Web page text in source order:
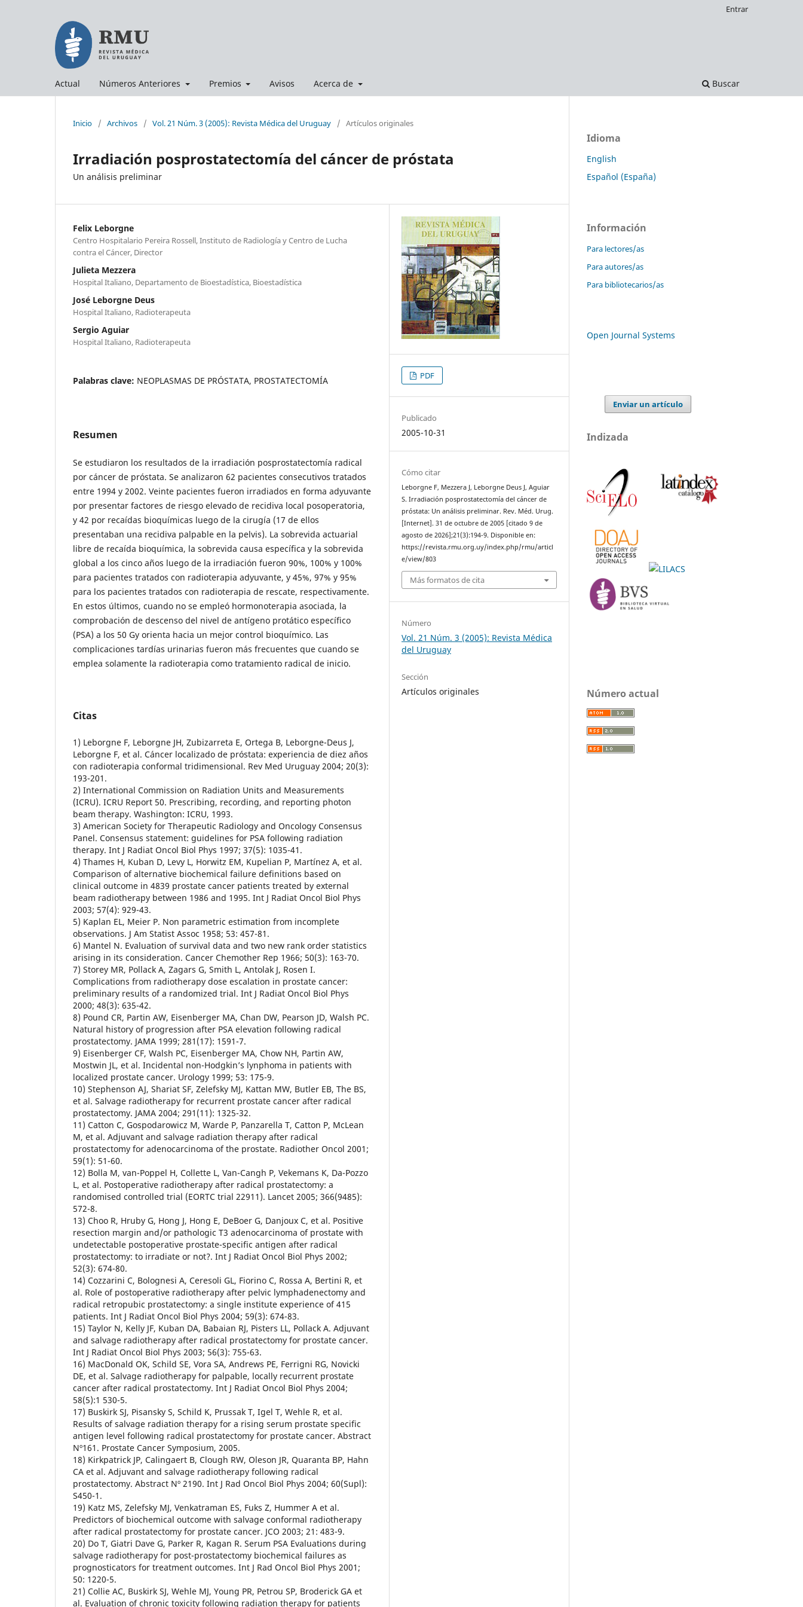
Actual Números Anteriores Premios Avisos Acerca de Buscar
Entrar
Inicio / Archivos / Vol. 21 Núm. 3 (2005): Revista Médica del Uruguay / Artículos originales
Irradiación posprostatectomía del cáncer de próstata
Un análisis preliminar
Felix Leborgne
Centro Hospitalario Pereira Rossell, Instituto de Radiología y Centro de Lucha
contra el Cáncer, Director
Julieta Mezzera
Hospital Italiano, Departamento de Bioestadística, Bioestadística
José Leborgne Deus
Hospital Italiano, Radioterapeuta
Sergio Aguiar
Hospital Italiano, Radioterapeuta
Palabras clave: NEOPLASMAS DE PRÓSTATA, PROSTATECTOMÍA
Resumen
Se estudiaron los resultados de la irradiación posprostatectomía radical
por cáncer de próstata. Se analizaron 62 pacientes consecutivos tratados
entre 1994 y 2002. Veinte pacientes fueron irradiados en forma adyuvante
por presentar factores de riesgo elevado de recidiva local posoperatoria,
y 42 por recaídas bioquímicas luego de la cirugía (17 de ellos
presentaban una recidiva palpable en la pelvis). La sobrevida actuarial
libre de recaída bioquímica, la sobrevida causa específica y la sobrevida
global a los cinco años luego de la irradiación fueron 90%, 100% y 100%
para pacientes tratados con radioterapia adyuvante, y 45%, 97% y 95%
para los pacientes tratados con radioterapia de rescate, respectivamente.
En estos últimos, cuando no se empleó hormonoterapia asociada, la
comprobación de descenso del nivel de antígeno protático específico
(PSA) a los 50 Gy orienta hacia un mejor control bioquímico. Las
complicaciones tardías urinarias fueron más frecuentes que cuando se
emplea solamente la radioterapia como tratamiento radical de inicio.
Citas
1) Leborgne F, Leborgne JH, Zubizarreta E, Ortega B, Leborgne-Deus J,
Leborgne F, et al. Cáncer localizado de próstata: experiencia de diez años
con radioterapia conformal tridimensional. Rev Med Uruguay 2004; 20(3):
193-201.
2) International Commission on Radiation Units and Measurements
(ICRU). ICRU Report 50. Prescribing, recording, and reporting photon
beam therapy. Washington: ICRU, 1993.
3) American Society for Therapeutic Radiology and Oncology Consensus
Panel. Consensus statement: guidelines for PSA following radiation
therapy. Int J Radiat Oncol Biol Phys 1997; 37(5): 1035-41.
4) Thames H, Kuban D, Levy L, Horwitz EM, Kupelian P, Martínez A, et al.
Comparison of alternative biochemical failure definitions based on
clinical outcome in 4839 prostate cancer patients treated by external
beam radiotherapy between 1986 and 1995. Int J Radiat Oncol Biol Phys
2003; 57(4): 929-43.
5) Kaplan EL, Meier P. Non parametric estimation from incomplete
observations. J Am Statist Assoc 1958; 53: 457-81.
6) Mantel N. Evaluation of survival data and two new rank order statistics
arising in its consideration. Cancer Chemother Rep 1966; 50(3): 163-70.
7) Storey MR, Pollack A, Zagars G, Smith L, Antolak J, Rosen I.
Complications from radiotherapy dose escalation in prostate cancer:
preliminary results of a randomized trial. Int J Radiat Oncol Biol Phys
2000; 48(3): 635-42.
8) Pound CR, Partin AW, Eisenberger MA, Chan DW, Pearson JD, Walsh PC.
Natural history of progression after PSA elevation following radical
prostatectomy. JAMA 1999; 281(17): 1591-7.
9) Eisenberger CF, Walsh PC, Eisenberger MA, Chow NH, Partin AW,
Mostwin JL, et al. Incidental non-Hodgkin’s lynphoma in patients with
localized prostate cancer. Urology 1999; 53: 175-9.
10) Stephenson AJ, Shariat SF, Zelefsky MJ, Kattan MW, Butler EB, The BS,
et al. Salvage radiotherapy for recurrent prostate cancer after radical
prostatectomy. JAMA 2004; 291(11): 1325-32.
11) Catton C, Gospodarowicz M, Warde P, Panzarella T, Catton P, McLean
M, et al. Adjuvant and salvage radiation therapy after radical
prostatectomy for adenocarcinoma of the prostate. Radiother Oncol 2001;
59(1): 51-60.
12) Bolla M, van-Poppel H, Collette L, Van-Cangh P, Vekemans K, Da-Pozzo
L, et al. Postoperative radiotherapy after radical prostatectomy: a
randomised controlled trial (EORTC trial 22911). Lancet 2005; 366(9485):
572-8.
13) Choo R, Hruby G, Hong J, Hong E, DeBoer G, Danjoux C, et al. Positive
resection margin and/or pathologic T3 adenocarcinoma of prostate with
undetectable postoperative prostate-specific antigen after radical
prostatectomy: to irradiate or not?. Int J Radiat Oncol Biol Phys 2002;
52(3): 674-80.
14) Cozzarini C, Bolognesi A, Ceresoli GL, Fiorino C, Rossa A, Bertini R, et
al. Role of postoperative radiotherapy after pelvic lymphadenectomy and
radical retropubic prostatectomy: a single institute experience of 415
patients. Int J Radiat Oncol Biol Phys 2004; 59(3): 674-83.
15) Taylor N, Kelly JF, Kuban DA, Babaian RJ, Pisters LL, Pollack A. Adjuvant
and salvage radiotherapy after radical prostatectomy for prostate cancer.
Int J Radiat Oncol Biol Phys 2003; 56(3): 755-63.
16) MacDonald OK, Schild SE, Vora SA, Andrews PE, Ferrigni RG, Novicki
DE, et al. Salvage radiotherapy for palpable, locally recurrent prostate
cancer after radical prostatectomy. Int J Radiat Oncol Biol Phys 2004;
58(5):1 530-5.
17) Buskirk SJ, Pisansky S, Schild K, Prussak T, Igel T, Wehle R, et al.
Results of salvage radiation therapy for a rising serum prostate specific
antigen level following radical prostatectomy for prostate cancer. Abstract
Nº161. Prostate Cancer Symposium, 2005.
18) Kirkpatrick JP, Calingaert B, Clough RW, Oleson JR, Quaranta BP, Hahn
CA et al. Adjuvant and salvage radiotherapy following radical
prostatectomy. Abstract Nº 2190. Int J Rad Oncol Biol Phys 2004; 60(Supl):
S450-1.
19) Katz MS, Zelefsky MJ, Venkatraman ES, Fuks Z, Hummer A et al.
Predictors of biochemical outcome with salvage conformal radiotherapy
after radical prostatectomy for prostate cancer. JCO 2003; 21: 483-9.
20) Do T, Giatri Dave G, Parker R, Kagan R. Serum PSA Evaluations during
salvage radiotherapy for post-prostatectomy biochemical failures as
prognosticators for treatment outcomes. Int J Rad Oncol Biol Phys 2001;
50: 1220-5.
21) Collie AC, Buskirk SJ, Wehle MJ, Young PR, Petrou SP, Broderick GA et
al. Evaluation of chronic toxicity following radiation therapy for patients
PDF
Publicado
2005-10-31
Cómo citar
Leborgne F, Mezzera J, Leborgne Deus J, Aguiar
S. Irradiación posprostatectomía del cáncer de
próstata: Un análisis preliminar. Rev. Méd. Urug.
[Internet]. 31 de octubre de 2005 [citado 9 de
agosto de 2026];21(3):194-9. Disponible en:
https://revista.rmu.org.uy/index.php/rmu/articl
e/view/803
Más formatos de cita
Número
Vol. 21 Núm. 3 (2005): Revista Médica
del Uruguay
Sección
Artículos originales
Idioma
English
Español (España)
Información
Para lectores/as
Para autores/as
Para bibliotecarios/as
Open Journal Systems
Enviar un artículo
Indizada
Número actual